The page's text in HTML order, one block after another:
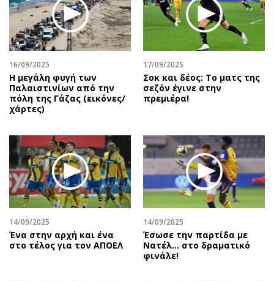
Περιβάλλον
Ελλάδα
Κόσμος
Πολιτισμός
Σινεμά
Θέατρο-Χορός
Εικαστικά
Βιβλίο
Χειρόγραφα
Ταξίδια
Συνταγές
Εκπομπές
Wine routes
Προσφορές
Προσωπικότητες στην ''Κ''
Επιστολές
16/09/2025
Η μεγάλη φυγή των
Παλαιστινίων από την
πόλη της Γάζας (εικόνες/
χάρτες)
17/09/2025
Σοκ και δέος: Το ματς της
σεζόν έγινε στην
πρεμιέρα!
14/09/2025
Ένα στην αρχή και ένα
στο τέλος για τον ΑΠΟΕΛ
14/09/2025
Έσωσε την παρτίδα με
Νατέλ… στο δραματικό
φινάλε!